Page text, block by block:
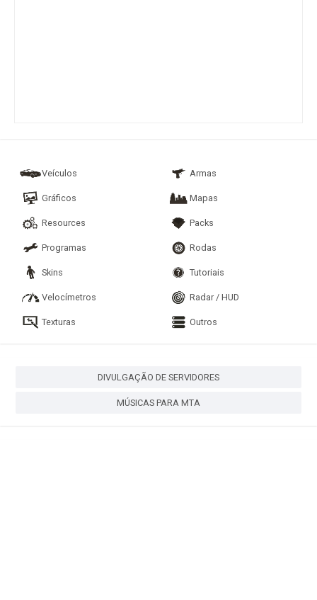
Veículos Armas
Gráficos Mapas
Resources Packs
Programas Rodas
Skins Tutoriais
Velocímetros Radar / HUD
Texturas Outros
DIVULGAÇÃO DE SERVIDORES
MÚSICAS PARA MTA